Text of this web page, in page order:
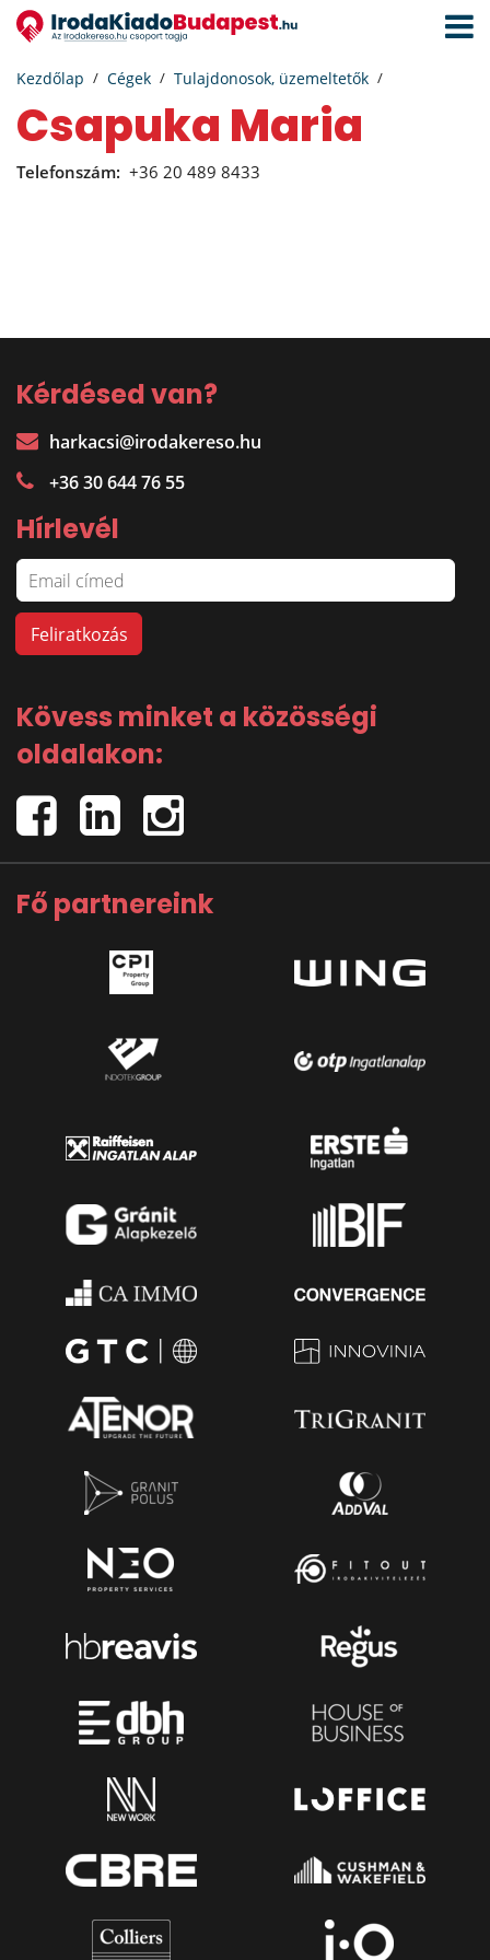
Kezdőlap Cégek Tulajdonosok, üzemeltetők
Csapuka Maria
Telefonszám: +36 20 489 8433
Kérdésed van?
harkacsi@irodakereso.hu
+36 30 644 76 55
Hírlevél
Kövess minket a közösségi
oldalakon:
Fő partnereink